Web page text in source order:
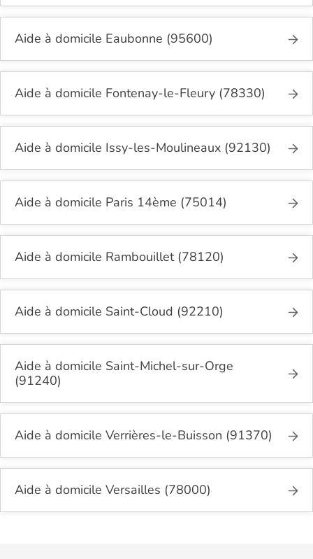
Aide à domicile Eaubonne (95600)
Aide à domicile Fontenay-le-Fleury (78330)
Aide à domicile Issy-les-Moulineaux (92130)
Aide à domicile Paris 14ème (75014)
Aide à domicile Rambouillet (78120)
Aide à domicile Saint-Cloud (92210)
Aide à domicile Saint-Michel-sur-Orge
(91240)
Aide à domicile Verrières-le-Buisson (91370)
Aide à domicile Versailles (78000)